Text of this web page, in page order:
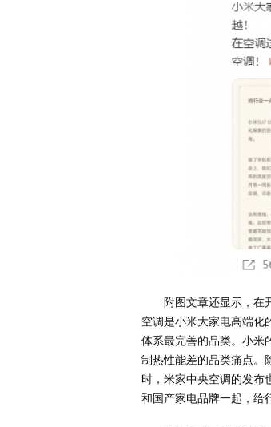
附图文章还显示，在
空调是小米大家电高端化
体系最完善的品类。小米
制热性能差的品类痛点。
时，米家中央空调的发布
和国产家电品牌一起，给